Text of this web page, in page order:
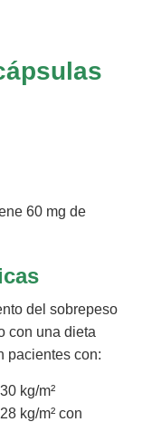
60 mg de
del sobrepeso
con una dieta
pacientes con:
kg/m²
kg/m² con